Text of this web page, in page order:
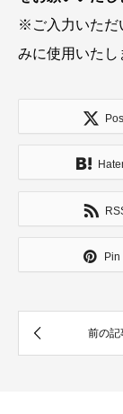
※ご入力いただ
みに使用いたし
Pin